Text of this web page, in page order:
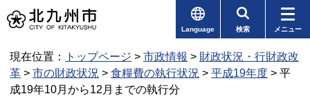
Language 検索 メニュー
現在位置： トップページ > 市政情報 > 財政状況・行財政改
革 > 市の財政状況 > 食糧費の執行状況 > 平成19年度 > 平
成19年10月から12月までの執行分